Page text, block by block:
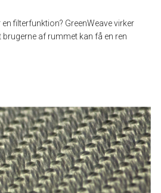
filterfunktion? GreenWeave virker
af rummet kan få en ren